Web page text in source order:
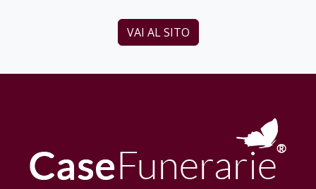
VAI AL SITO